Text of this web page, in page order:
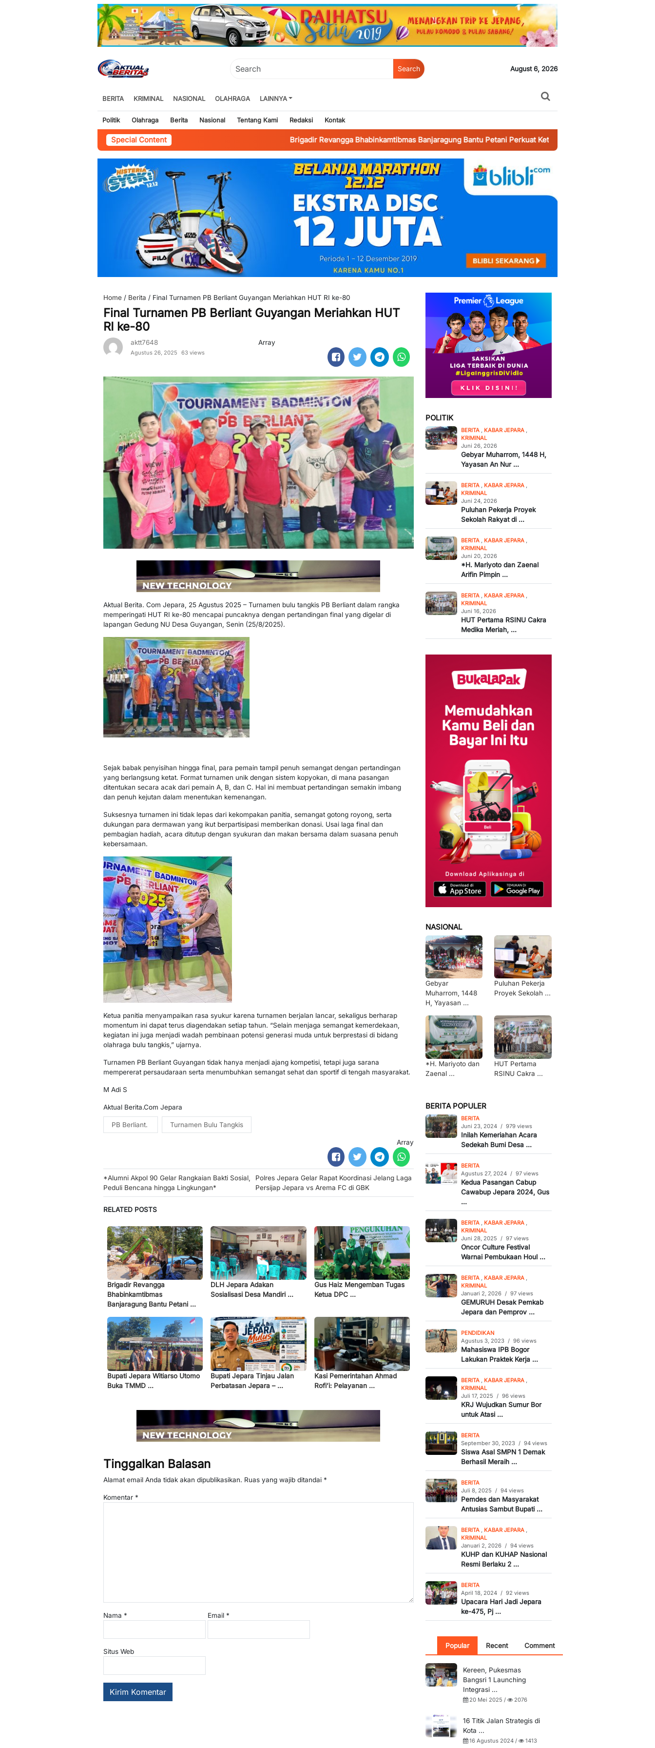
Search August 6, 2026
BERITA KRIMINAL NASIONAL OLAHRAGA LAINNYA
Politik Olahraga Berita Nasional Tentang Kami Redaksi Kontak
Special Content Brigadir Revangga Bhabinkamtibmas Banjaragung Bantu Petani Perkuat Ketahanan Pangan
Home / Berita / Final Turnamen PB Berliant Guyangan Meriahkan HUT RI ke-80
Final Turnamen PB Berliant Guyangan Meriahkan HUT
RI ke-80
aktt7648
Agustus 26, 2025 63 views
Array
Aktual Berita. Com Jepara, 25 Agustus 2025 – Turnamen bulu tangkis PB Berliant dalam rangka
memperingati HUT RI ke-80 mencapai puncaknya dengan pertandingan final yang digelar di
lapangan Gedung NU Desa Guyangan, Senin (25/8/2025).
Sejak babak penyisihan hingga final, para pemain tampil penuh semangat dengan pertandingan
yang berlangsung ketat. Format turnamen unik dengan sistem kopyokan, di mana pasangan
ditentukan secara acak dari pemain A, B, dan C. Hal ini membuat pertandingan semakin imbang
dan penuh kejutan dalam menentukan kemenangan.
Suksesnya turnamen ini tidak lepas dari kekompakan panitia, semangat gotong royong, serta
dukungan para dermawan yang ikut berpartisipasi memberikan donasi. Usai laga final dan
pembagian hadiah, acara ditutup dengan syukuran dan makan bersama dalam suasana penuh
kebersamaan.
Ketua panitia menyampaikan rasa syukur karena turnamen berjalan lancar, sekaligus berharap
momentum ini dapat terus diagendakan setiap tahun. “Selain menjaga semangat kemerdekaan,
kegiatan ini juga menjadi wadah pembinaan potensi generasi muda untuk berprestasi di bidang
olahraga bulu tangkis,” ujarnya.
Turnamen PB Berliant Guyangan tidak hanya menjadi ajang kompetisi, tetapi juga sarana
mempererat persaudaraan serta menumbuhkan semangat sehat dan sportif di tengah masyarakat.
M Adi S
Aktual Berita.Com Jepara
PB Berliant. Turnamen Bulu Tangkis
Array
Post
navigation
*Alumni Akpol 90 Gelar Rangkaian Bakti Sosial,
Peduli Bencana hingga Lingkungan*
Polres Jepara Gelar Rapat Koordinasi Jelang Laga
Persijap Jepara vs Arema FC di GBK
RELATED POSTS
Brigadir Revangga
Bhabinkamtibmas
Banjaragung Bantu Petani ...
DLH Jepara Adakan
Sosialisasi Desa Mandiri ...
Gus Haiz Mengemban Tugas
Ketua DPC ...
Bupati Jepara Witiarso Utomo
Buka TMMD ...
Bupati Jepara Tinjau Jalan
Perbatasan Jepara – ...
Kasi Pemerintahan Ahmad
Rofi’i: Pelayanan ...
Tinggalkan Balasan
Alamat email Anda tidak akan dipublikasikan. Ruas yang wajib ditandai *
Komentar *
Nama * Email *
Situs Web
POLITIK
BERITA , KABAR JEPARA ,
KRIMINAL
Juni 26, 2026
Gebyar Muharrom, 1448 H,
Yayasan An Nur ...
BERITA , KABAR JEPARA ,
KRIMINAL
Juni 24, 2026
Puluhan Pekerja Proyek
Sekolah Rakyat di ...
BERITA , KABAR JEPARA ,
KRIMINAL
Juni 20, 2026
*H. Mariyoto dan Zaenal
Arifin Pimpin ...
BERITA , KABAR JEPARA ,
KRIMINAL
Juni 16, 2026
HUT Pertama RSINU Cakra
Medika Meriah, ...
NASIONAL
Gebyar
Muharrom, 1448
H, Yayasan ...
Puluhan Pekerja
Proyek Sekolah ...
*H. Mariyoto dan
Zaenal ...
HUT Pertama
RSINU Cakra ...
BERITA POPULER
BERITA
Juni 23, 2024 / 979 views
Inilah Kemeriahan Acara
Sedekah Bumi Desa ...
BERITA
Agustus 27, 2024 / 97 views
Kedua Pasangan Cabup
Cawabup Jepara 2024, Gus
...
BERITA KABAR JEPARA
KRIMINAL
Juni 28, 2025
/ 97 views
Oncor Culture Festival
Warnai Pembukaan Houl ...
BERITA KABAR JEPARA
KRIMINAL
Januari 2, 2026 / 97 views
GEMURUH Desak Pemkab
Jepara dan Pemprov ...
PENDIDIKAN
Agustus 3, 2023 / 96 views
Mahasiswa IPB Bogor
Lakukan Praktek Kerja ...
BERITA KABAR JEPARA
KRIMINAL
Juli 17, 2025
/ 96 views
KRJ Wujudkan Sumur Bor
untuk Atasi ...
BERITA
September 30, 2023 / 94 views
Siswa Asal SMPN 1 Demak
Berhasil Meraih ...
BERITA
Juli 8, 2025
/ 94 views
Pemdes dan Masyarakat
Antusias Sambut Bupati ...
BERITA KABAR JEPARA
KRIMINAL
Januari 2, 2026 / 94 views
KUHP dan KUHAP Nasional
Resmi Berlaku 2 ...
BERITA
April 18, 2024 / 92 views
Upacara Hari Jadi Jepara
ke-475, Pj ...
Popular Recent Comment
Kereen, Pukesmas
Bangsri 1 Launching
Integrasi ...
20 Mei 2025 / 2076
16 Titik Jalan Strategis di
Kota ...
16 Agustus 2024 / 1413